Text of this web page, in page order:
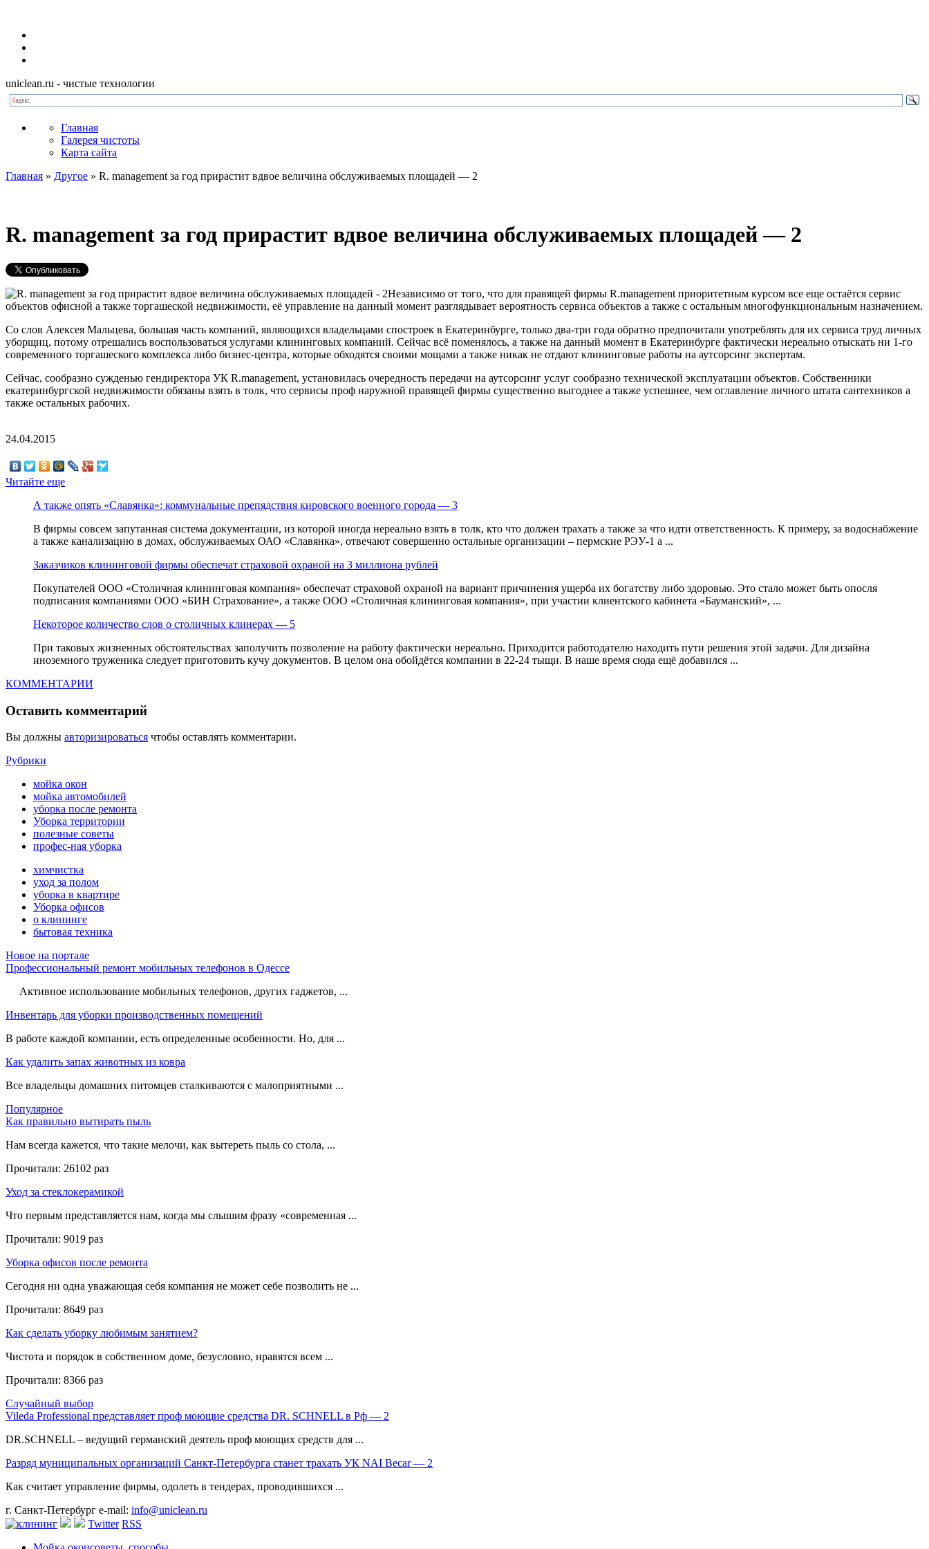
uniclean.ru - чистые технологии
Главная
Галерея чистоты
Карта сайта
Главная » Другое » R. management за год прирастит вдвое величина обслуживаемых площадей — 2
R. management за год прирастит вдвое величина обслуживаемых площадей — 2
Независимо от того, что для правящей фирмы R.management приоритетным курсом все еще остаётся сервис
объектов офисной а также торгашеской недвижимости, её управление на данный момент разглядывает вероятность сервиса объектов а также с остальным многофункциональным назначением.
Со слов Алексея Мальцева, большая часть компаний, являющихся владельцами спостроек в Екатеринбурге, только два-три года обратно предпочитали употреблять для их сервиса труд личных
уборщиц, потому отрешались воспользоваться услугами клининговых компаний. Сейчас всё поменялось, а также на данный момент в Екатеринбурге фактически нереально отыскать ни 1-го
современного торгашеского комплекса либо бизнес-центра, которые обходятся своими мощами а также никак не отдают клининговые работы на аутсорсинг экспертам.
Сейчас, сообразно сужденью гендиректора УК R.management, установилась очередность передачи на аутсорсинг услуг сообразно технической эксплуатации объектов. Собственники
екатеринбургской недвижимости обязаны взять в толк, что сервисы проф наружной правящей фирмы существенно выгоднее а также успешнее, чем оглавление личного штата сантехников а
также остальных рабочих.
24.04.2015
Читайте еще
А также опять «Славянка»: коммунальные препядствия кировского военного города — 3
В фирмы совсем запутанная система документации, из которой иногда нереально взять в толк, кто что должен трахать а также за что идти ответственность. К примеру, за водоснабжение
а также канализацию в домах, обслуживаемых ОАО «Славянка», отвечают совершенно остальные организации – пермские РЭУ-1 а ...
Заказчиков клининговой фирмы обеспечат страховой охраной на 3 миллиона рублей
Покупателей ООО «Столичная клининговая компания» обеспечат страховой охраной на вариант причинения ущерба их богатству либо здоровью. Это стало может быть опосля
подписания компаниями ООО «БИН Страхование», а также ООО «Столичная клининговая компания», при участии клиентского кабинета «Бауманский», ...
Некоторое количество слов о столичных клинерах — 5
При таковых жизненных обстоятельствах заполучить позволение на работу фактически нереально. Приходится работодателю находить пути решения этой задачи. Для дизайна
иноземного труженика следует приготовить кучу документов. В целом она обойдётся компании в 22-24 тыщи. В наше время сюда ещё добавился ...
КОММЕНТАРИИ
Оставить комментарий
Вы должны авторизироваться чтобы оставлять комментарии.
Рубрики
мойка окон
мойка автомобилей
уборка после ремонта
Уборка территории
полезные советы
профес-ная уборка
химчистка
уход за полом
уборка в квартире
Уборка офисов
о клининге
бытовая техника
Новое на портале
Профессиональный ремонт мобильных телефонов в Одессе
Активное использование мобильных телефонов, других гаджетов, ...
Инвентарь для уборки производственных помещений
В работе каждой компании, есть определенные особенности. Но, для ...
Как удалить запах животных из ковра
Все владельцы домашних питомцев сталкиваются с малоприятными ...
Популярное
Как правильно вытирать пыль
Нам всегда кажется, что такие мелочи, как вытереть пыль со стола, ...
Прочитали: 26102 раз
Уход за стеклокерамикой
Что первым представляется нам, когда мы слышим фразу «современная ...
Прочитали: 9019 раз
Уборка офисов после ремонта
Сегодня ни одна уважающая себя компания не может себе позволить не ...
Прочитали: 8649 раз
Как сделать уборку любимым занятием?
Чистота и порядок в собственном доме, безусловно, нравятся всем ...
Прочитали: 8366 раз
Случайный выбор
Vileda Professional представляет проф моющие средства DR. SCHNELL в Рф — 2
DR.SCHNELL – ведущий германский деятель проф моющих средств для ...
Разряд муниципальных организаций Санкт-Петербурга станет трахать УК NAI Becar — 2
Как считает управление фирмы, одолеть в тендерах, проводившихся ...
г. Санкт-Петербург e-mail: info@uniclean.ru
Twitter RSS